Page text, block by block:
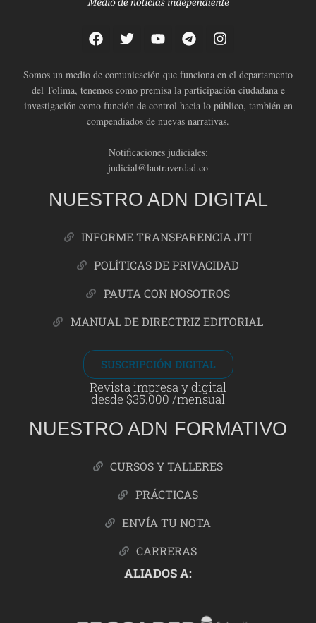
Somos un medio de comunicación que funciona en el departamento
del Tolima, tenemos como premisa la participación ciudadana e
investigación como función de control hacia lo público, también en
compendiados de nuevas narrativas.
Notificaciones judiciales:
judicial@laotraverdad.co
NUESTRO ADN DIGITAL
INFORME TRANSPARENCIA JTI
POLÍTICAS DE PRIVACIDAD
PAUTA CON NOSOTROS
MANUAL DE DIRECTRIZ EDITORIAL
SUSCRIPCIÓN DIGITAL
Revista impresa y digital
desde $35.000 /mensual
NUESTRO ADN FORMATIVO
CURSOS Y TALLERES
PRÁCTICAS
ENVÍA TU NOTA
CARRERAS
ALIADOS A: